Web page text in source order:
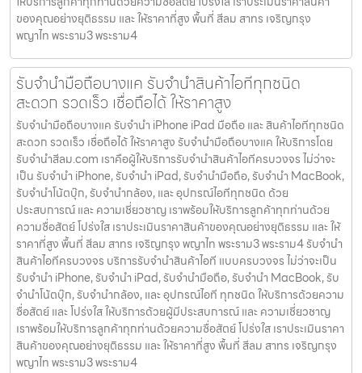
ของคุณอย่างยุติธรรม และ ให้ราคาที่สูง พื้นที่ สีลม สาทร เจริญกรุง
พญาไท พระราม3 พระราม4
รับจำนำมือถือบางแค รับจำนำสินค้าไอทีทุกชนิด
สะดวก รวดเร็ว เชื่อถือได้ ให้ราคาสูง
รับจำนำมือถือบางแค รับจำนำ iPhone iPad มือถือ และ สินค้าไอทีทุกชนิด
สะดวก รวดเร็ว เชื่อถือได้ ให้ราคาสูง รับจำนำมือถือบางแค ให้บริการโดย
รับจํานําสีลม.com เราคือผู้ให้บริการรับจำนำสินค้าไอทีครบวงจร ไม่ว่าจะ
เป็น รับจำนำ iPhone, รับจำนำ iPad, รับจำนำมือถือ, รับจำนำ MacBook,
รับจำนำโน้ตบุ๊ก, รับจำนำกล้อง, และ อุปกรณ์ไอทีทุกชนิด ด้วย
ประสบการณ์ และ ความเชี่ยวชาญ เราพร้อมให้บริการลูกค้าทุกท่านด้วย
ความซื่อสัตย์ โปร่งใส เราประเมินราคาสินค้าของคุณอย่างยุติธรรม และ ให้
ราคาที่สูง พื้นที่ สีลม สาทร เจริญกรุง พญาไท พระราม3 พระราม4 รับจำนำ
สินค้าไอทีครบวงจร บริการรับจำนำสินค้าไอที แบบครบวงจร ไม่ว่าจะเป็น
รับจำนำ iPhone, รับจำนำ iPad, รับจำนำมือถือ, รับจำนำ MacBook, รับ
จำนำโน้ตบุ๊ก, รับจำนำกล้อง, และ อุปกรณ์ไอที ทุกชนิด ให้บริการด้วยความ
ซื่อสัตย์ และ โปร่งใส ให้บริการด้วยผู้มีประสบการณ์ และ ความเชี่ยวชาญ
เราพร้อมให้บริการลูกค้าทุกท่านด้วยความซื่อสัตย์ โปร่งใส เราประเมินราคา
สินค้าของคุณอย่างยุติธรรม และ ให้ราคาที่สูง พื้นที่ สีลม สาทร เจริญกรุง
พญาไท พระราม3 พระราม4